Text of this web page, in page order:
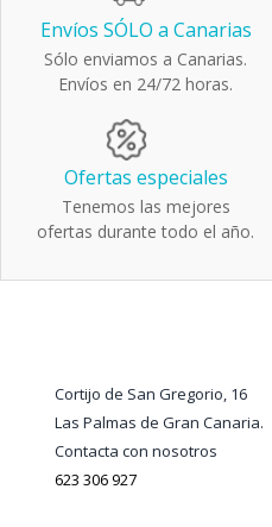
Envíos SÓLO a Canarias
Sólo enviamos a Canarias.
Envíos en 24/72 horas.
Ofertas especiales
Tenemos las mejores
ofertas durante todo el año.
Cortijo de San Gregorio, 16
Las Palmas de Gran Canaria.
Contacta con nosotros
623 306 927